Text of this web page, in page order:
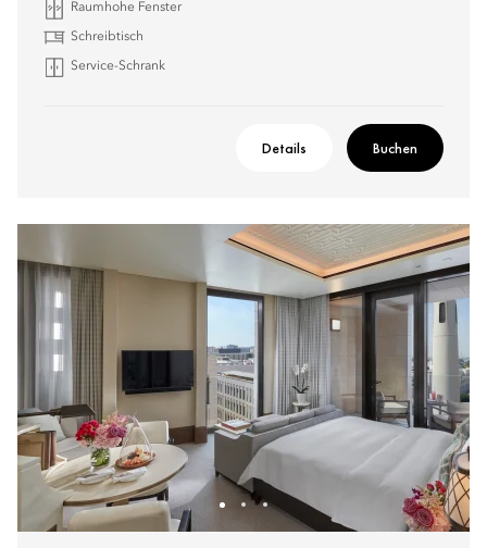
Raumhohe Fenster
Schreibtisch
Service-Schrank
Details Buchen